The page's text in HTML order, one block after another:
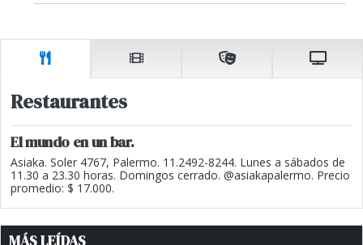
Restaurantes
El mundo en un bar.
Asiaka. Soler 4767, Palermo. 11.2492-8244. Lunes a sábados de
11.30 a 23.30 horas. Domingos cerrado. @asiakapalermo. Precio
promedio: $ 17.000.
MÁS LEÍDAS